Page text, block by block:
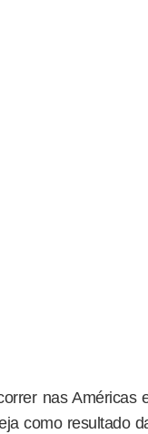
nas Américas
como resultado